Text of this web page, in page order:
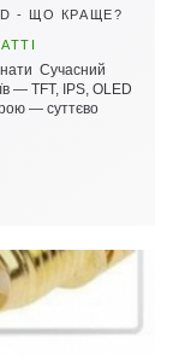
- ЩО КРАЩЕ?
Сучасний
— TFT, IPS, OLED
— суттєво